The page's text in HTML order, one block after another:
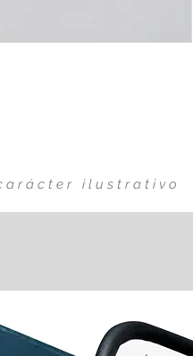
a r á c t e ri l u s t r a t i v o